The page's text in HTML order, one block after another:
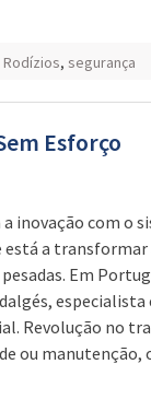
, segurança
Esforço
inovação com o
está a
Em
especialista
Revolução no
ou manutenção,